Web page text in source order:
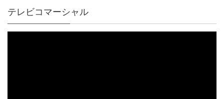
テレビコマーシャル